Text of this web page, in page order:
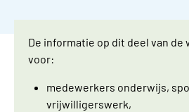
De informatie op dit deel van de
voor:
medewerkers onderwijs,
vrijwilligerswerk,